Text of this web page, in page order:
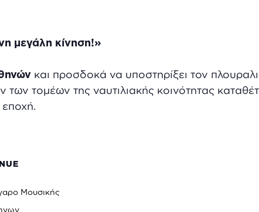
μεγάλη κίνηση!»
και προσδοκά να υποστηρίξει τον
τομέων της ναυτιλιακής κοινότητας
Μουσικής